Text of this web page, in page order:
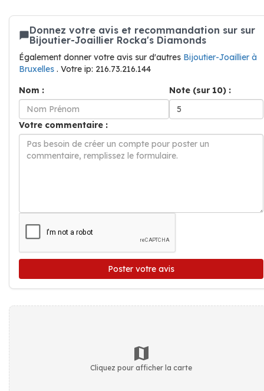
Donnez votre avis et recommandation sur sur
Bijoutier-Joaillier Rocka's Diamonds
Également donner votre avis sur d'autres Bijoutier-Joaillier à
Bruxelles . Votre ip: 216.73.216.144
Nom :
Note (sur 10) :
Votre commentaire :
Poster votre avis
Cliquez pour afficher la carte